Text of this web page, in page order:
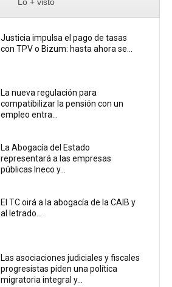
Justicia impulsa el pago de tasas
con TPV o Bizum: hasta ahora se...
La nueva regulación para
compatibilizar la pensión con un
empleo entra...
La Abogacía del Estado
representará a las empresas
públicas Ineco y...
El TC oirá a la abogacía de la CAIB y
al letrado...
Las asociaciones judiciales y fiscales
progresistas piden una política
migratoria integral y...